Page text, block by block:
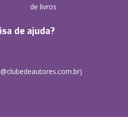
de livros
de ajuda?